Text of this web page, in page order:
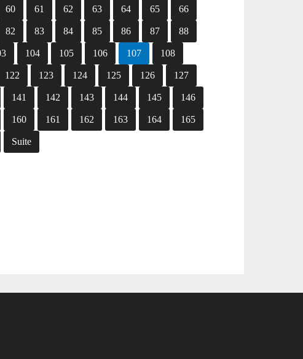
60 61 62 63 64 65 66
82 83 84 85 86 87 88
104 105 106 107 108
122 123 124 125 126 127
141 142 143 144 145 146
160 161 162 163 164 165
Suite